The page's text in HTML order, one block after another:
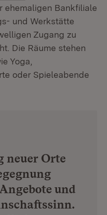
ehemaligen Bankfiliale
und Werkstätte
Zugang zu
Die Räume stehen
Yoga,
oder Spieleabende
neuer Orte
und